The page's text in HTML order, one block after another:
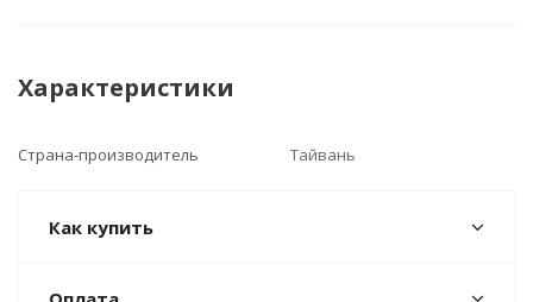
Характеристики
Страна-производитель Тайвань
Как купить